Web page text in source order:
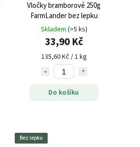
Vločky bramborové 250g
FarmLander bez lepku
Skladem (>5 ks)
33,90 Kč
135,60 Kč / 1 kg
Do košíku
Bez lepku